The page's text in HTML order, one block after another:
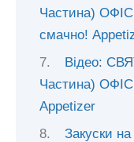
Частина)
смачно!
Відео:
Частина)
Appetizer
Закуски